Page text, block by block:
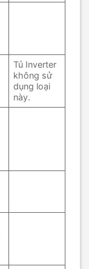
Tủ Inverter
không sử
dụng loại
này.